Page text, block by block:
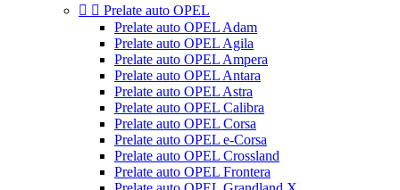
  Prelate auto OPEL
Prelate auto OPEL Adam
Prelate auto OPEL Agila
Prelate auto OPEL Ampera
Prelate auto OPEL Antara
Prelate auto OPEL Astra
Prelate auto OPEL Calibra
Prelate auto OPEL Corsa
Prelate auto OPEL e-Corsa
Prelate auto OPEL Crossland
Prelate auto OPEL Frontera